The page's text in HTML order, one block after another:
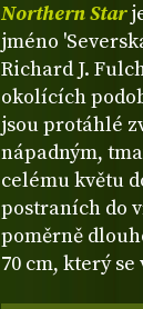
Northern Star
jméno
Richard J.
okolících
jsou protáhlé
nápadným,
celému květu
postraních do
poměrně
70 cm, který